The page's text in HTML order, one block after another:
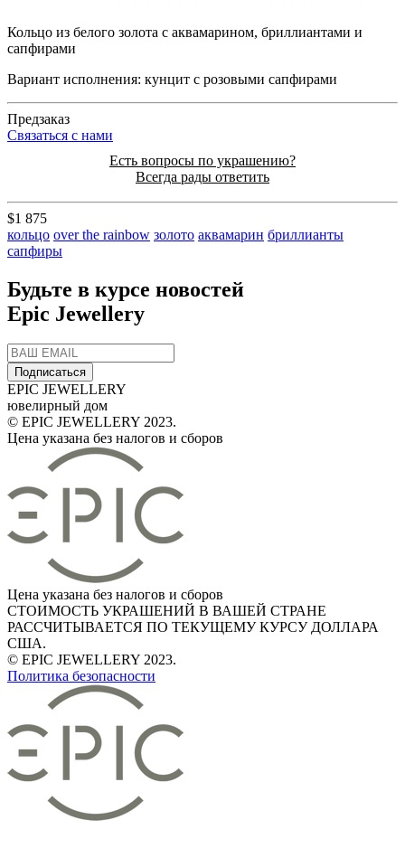
Кольцо из белого золота с аквамарином, бриллиантами и
сапфирами
Вариант исполнения: кунцит с розовыми сапфирами
Предзаказ
Cвязаться с нами
Есть вопросы по украшению?
Всегда рады ответить
$1 875
кольцо over the rainbow золото аквамарин бриллианты
сапфиры
Будьте в курсе новостей
Epic Jewellery
Подписаться
EPIC JEWELLERY
ювелирный дом
© EPIC JEWELLERY 2023.
Цена указана без налогов и сборов
Цена указана без налогов и сборов
СТОИМОСТЬ УКРАШЕНИЙ В ВАШЕЙ СТРАНЕ
РАССЧИТЫВАЕТСЯ ПО ТЕКУЩЕМУ КУРСУ ДОЛЛАРА
США.
© EPIC JEWELLERY 2023.
Политика безопасности